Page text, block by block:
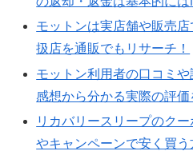
モットンは実店舗や販売
扱店を通販でもリサーチ！
モットン利用者の口コミ
感想から分かる実際の評価
リカバリースリープのク
やキャンペーンで安く買う